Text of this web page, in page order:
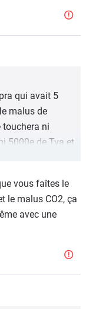
qui avait 5
malus de
touchera ni
5000e de Tva et
rien.
pendant
vous faîtes le
le malus CO2, ça
avec une